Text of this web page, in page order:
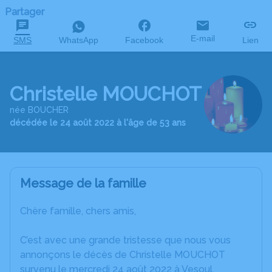
Partager
SMS WhatsApp Facebook E-mail Lien
Christelle MOUCHOT
née BOUCHER
décédée le 24 août 2022 à l'âge de 53 ans
Message de la famille
Chère famille, chers amis,
C’est avec une grande tristesse que nous vous
annonçons le décès de Christelle MOUCHOT
survenu le mercredi 24 août 2022 à Vesoul.